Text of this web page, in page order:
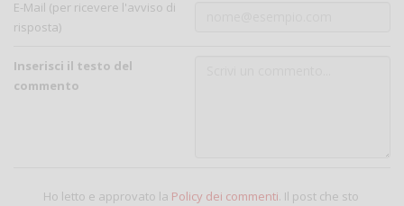
E-Mail (per ricevere l'avviso di
risposta)
Inserisci il testo del
commento
Ho letto e approvato la Policy dei commenti. Il post che sto